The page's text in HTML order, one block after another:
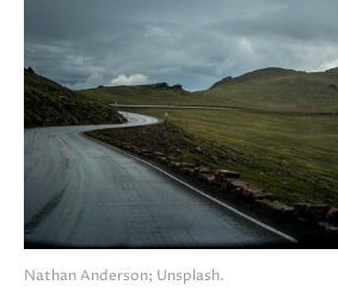
Nathan Anderson; Unsplash.